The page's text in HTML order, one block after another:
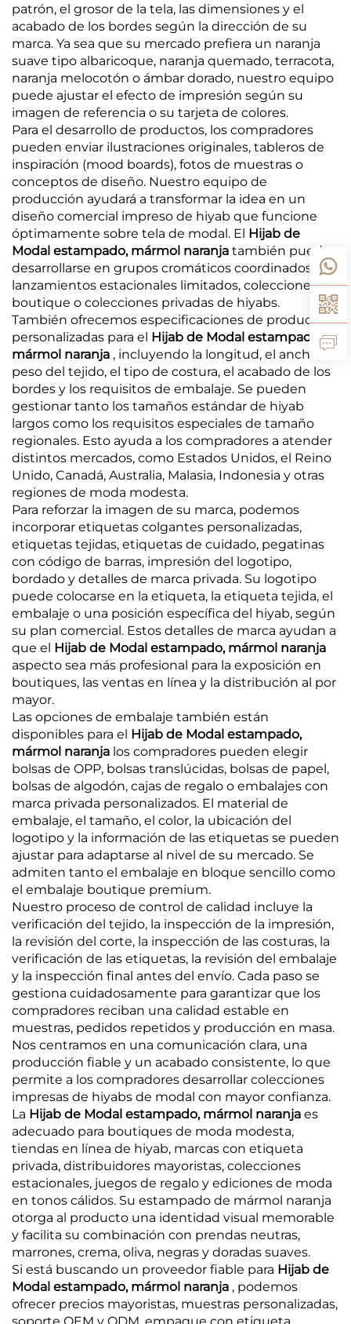
patrón, el grosor de la tela, las dimensiones y el
acabado de los bordes según la dirección de su
marca. Ya sea que su mercado prefiera un naranja
suave tipo albaricoque, naranja quemado, terracota,
naranja melocotón o ámbar dorado, nuestro equipo
puede ajustar el efecto de impresión según su
imagen de referencia o su tarjeta de colores.
Para el desarrollo de productos, los compradores
pueden enviar ilustraciones originales, tableros de
inspiración (mood boards), fotos de muestras o
conceptos de diseño. Nuestro equipo de
producción ayudará a transformar la idea en un
diseño comercial impreso de hiyab que funcione
óptimamente sobre tela de modal. El Hijab de
Modal estampado, mármol naranja también puede
desarrollarse en grupos cromáticos coordinados,
lanzamientos estacionales limitados, colecciones
boutique o colecciones privadas de hiyabs.
También ofrecemos especificaciones de producto
personalizadas para el Hijab de Modal estampado,
mármol naranja , incluyendo la longitud, el ancho, el
peso del tejido, el tipo de costura, el acabado de los
bordes y los requisitos de embalaje. Se pueden
gestionar tanto los tamaños estándar de hiyab
largos como los requisitos especiales de tamaño
regionales. Esto ayuda a los compradores a atender
distintos mercados, como Estados Unidos, el Reino
Unido, Canadá, Australia, Malasia, Indonesia y otras
regiones de moda modesta.
Para reforzar la imagen de su marca, podemos
incorporar etiquetas colgantes personalizadas,
etiquetas tejidas, etiquetas de cuidado, pegatinas
con código de barras, impresión del logotipo,
bordado y detalles de marca privada. Su logotipo
puede colocarse en la etiqueta, la etiqueta tejida, el
embalaje o una posición específica del hiyab, según
su plan comercial. Estos detalles de marca ayudan a
que el Hijab de Modal estampado, mármol naranja
aspecto sea más profesional para la exposición en
boutiques, las ventas en línea y la distribución al por
mayor.
Las opciones de embalaje también están
disponibles para el Hijab de Modal estampado,
mármol naranja los compradores pueden elegir
bolsas de OPP, bolsas translúcidas, bolsas de papel,
bolsas de algodón, cajas de regalo o embalajes con
marca privada personalizados. El material de
embalaje, el tamaño, el color, la ubicación del
logotipo y la información de las etiquetas se pueden
ajustar para adaptarse al nivel de su mercado. Se
admiten tanto el embalaje en bloque sencillo como
el embalaje boutique premium.
Nuestro proceso de control de calidad incluye la
verificación del tejido, la inspección de la impresión,
la revisión del corte, la inspección de las costuras, la
verificación de las etiquetas, la revisión del embalaje
y la inspección final antes del envío. Cada paso se
gestiona cuidadosamente para garantizar que los
compradores reciban una calidad estable en
muestras, pedidos repetidos y producción en masa.
Nos centramos en una comunicación clara, una
producción fiable y un acabado consistente, lo que
permite a los compradores desarrollar colecciones
impresas de hiyabs de modal con mayor confianza.
La Hijab de Modal estampado, mármol naranja es
adecuado para boutiques de moda modesta,
tiendas en línea de hiyab, marcas con etiqueta
privada, distribuidores mayoristas, colecciones
estacionales, juegos de regalo y ediciones de moda
en tonos cálidos. Su estampado de mármol naranja
otorga al producto una identidad visual memorable
y facilita su combinación con prendas neutras,
marrones, crema, oliva, negras y doradas suaves.
Si está buscando un proveedor fiable para Hijab de
Modal estampado, mármol naranja , podemos
ofrecer precios mayoristas, muestras personalizadas,
soporte OEM y ODM, empaque con etiqueta